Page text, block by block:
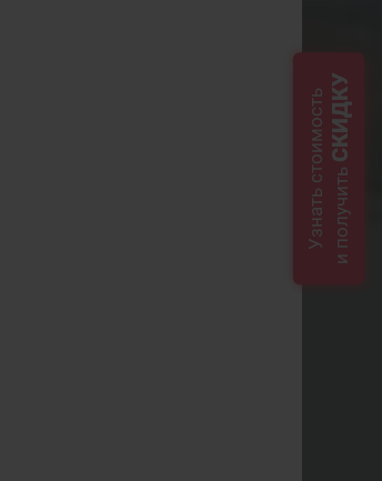
Узнать стоимостьи получить
СКИДКУ